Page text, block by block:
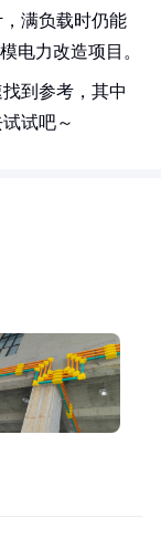
满负载时仍能
电力改造项目。
到参考，其中
试吧～